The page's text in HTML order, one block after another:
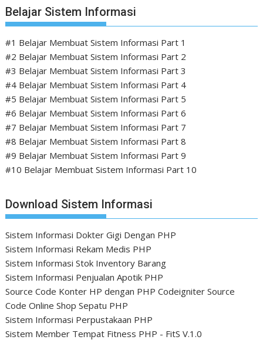
Belajar Sistem Informasi
#1 Belajar Membuat Sistem Informasi Part 1
#2 Belajar Membuat Sistem Informasi Part 2
#3 Belajar Membuat Sistem Informasi Part 3
#4 Belajar Membuat Sistem Informasi Part 4
#5 Belajar Membuat Sistem Informasi Part 5
#6 Belajar Membuat Sistem Informasi Part 6
#7 Belajar Membuat Sistem Informasi Part 7
#8 Belajar Membuat Sistem Informasi Part 8
#9 Belajar Membuat Sistem Informasi Part 9
#10 Belajar Membuat Sistem Informasi Part 10
Download Sistem Informasi
Sistem Informasi Dokter Gigi Dengan PHP
Sistem Informasi Rekam Medis PHP
Sistem Informasi Stok Inventory Barang
Sistem Informasi Penjualan Apotik PHP
Source Code Konter HP dengan PHP Codeigniter Source
Code Online Shop Sepatu PHP
Sistem Informasi Perpustakaan PHP
Sistem Member Tempat Fitness PHP - FitS V.1.0